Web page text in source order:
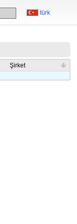
türk
Şirket